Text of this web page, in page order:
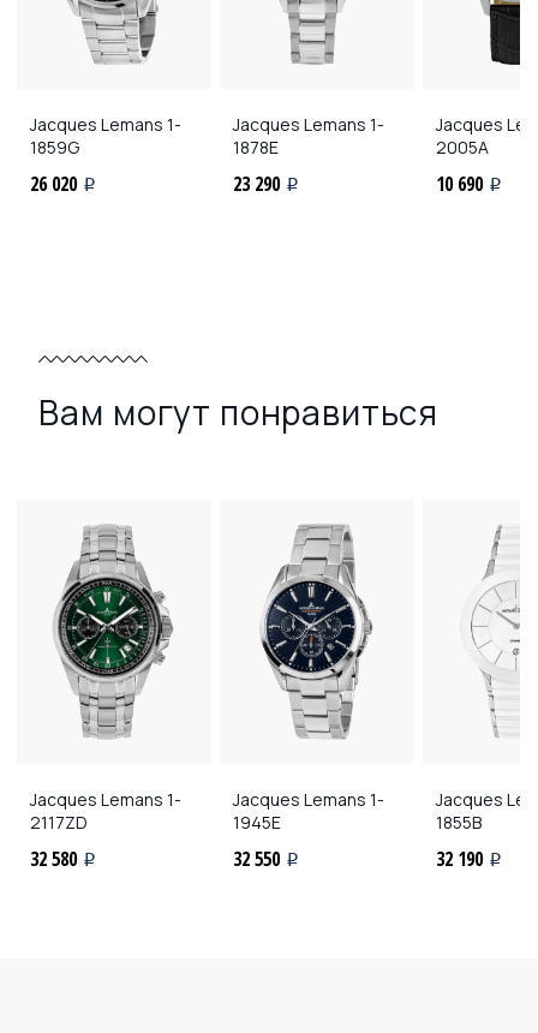
Jacques Lemans 1-
1859G
26 020 i
Jacques Lemans 1-
1878E
23 290 i
Jacques
2005A
10 690 i
Вам могут понравиться
Jacques Lemans 1-
2117ZD
32 580 i
Jacques Lemans 1-
1945E
32 550 i
Jacques
1855B
32 190 i